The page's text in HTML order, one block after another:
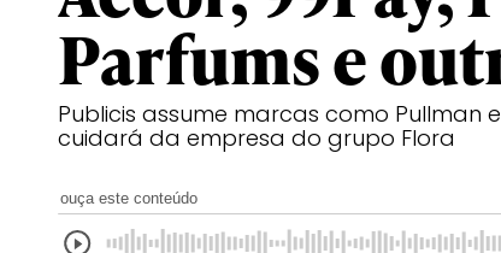
Parfums e
Publicis assume marcas como Pullman
cuidará da empresa do grupo Flora
ouça este conteúdo